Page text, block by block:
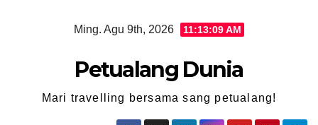
Ming. Agu 9th, 2026 11:13:10 AM
Petualang Dunia
Mari travelling bersama sang petualang!